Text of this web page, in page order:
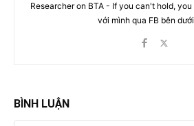
Researcher on BTA - If you can't hold,
với mình qua FB bên
BÌNH LUẬN